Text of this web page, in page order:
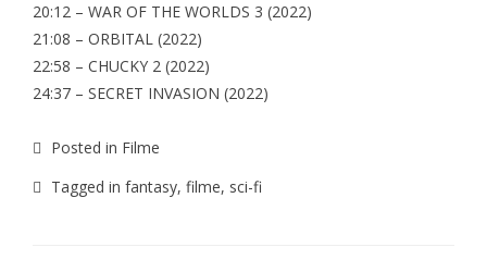
20:12 – WAR OF THE WORLDS 3 (2022)
21:08 – ORBITAL (2022)
22:58 – CHUCKY 2 (2022)
24:37 – SECRET INVASION (2022)
Posted in Filme
Tagged in fantasy, filme, sci-fi